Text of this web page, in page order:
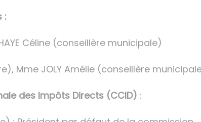
:
Céline (conseillère municipale)
Mme JOLY Amélie (conseillère
des Impôts Directs (CCID) :